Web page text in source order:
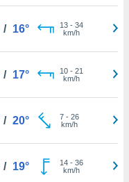
/ 16° 13- 34
km/h
/ 17° 10- 21
km/h
/ 20° 7- 26
km/h
/ 19° 14- 36
km/h